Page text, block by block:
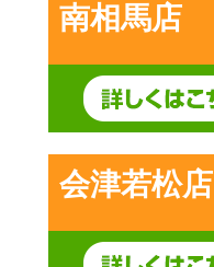
南相馬店
会津若松店